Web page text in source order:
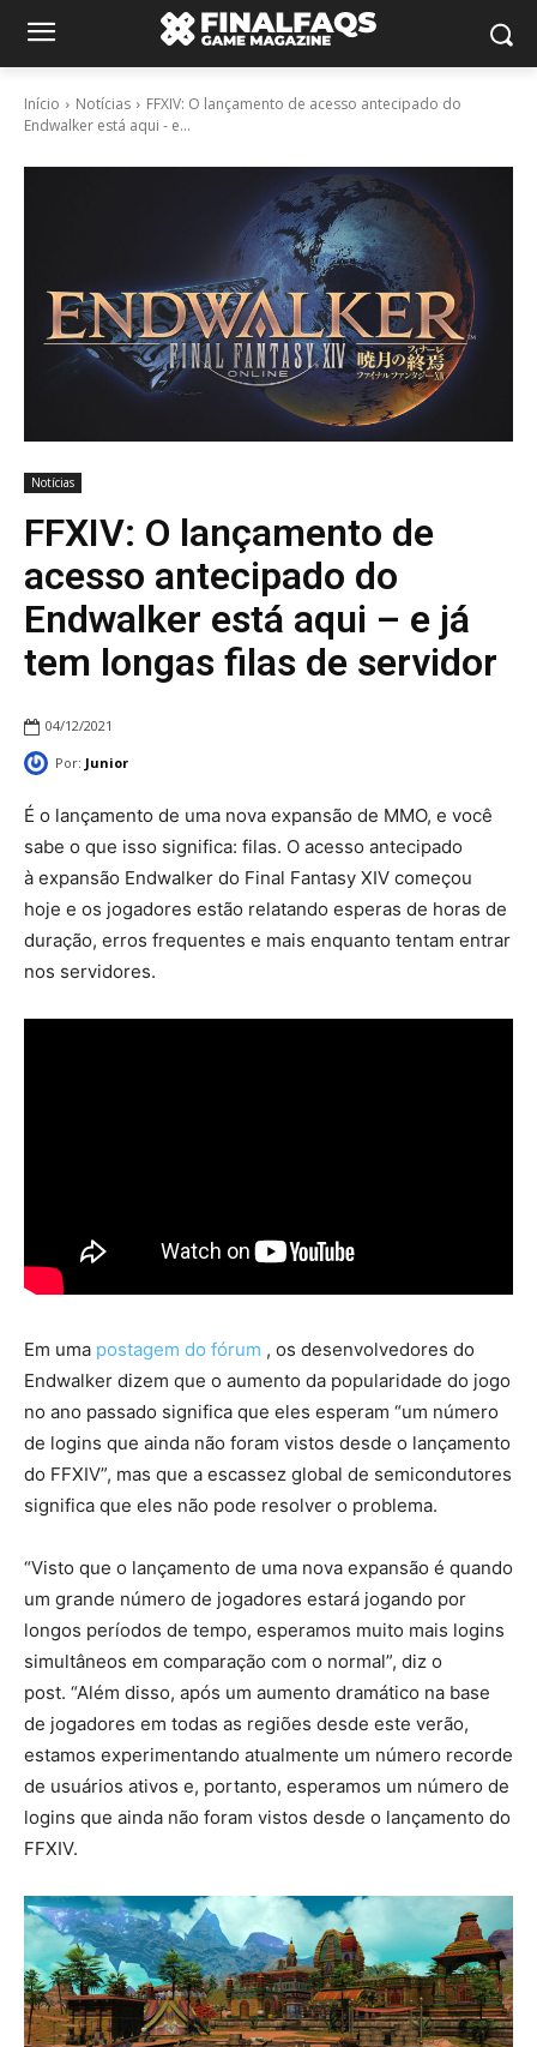
Início Notícias
FFXIV: O lançamento de acesso antecipado do
Endwalker está aqui - e...
Notícias
FFXIV: O lançamento de
acesso antecipado do
Endwalker está aqui – e já
tem longas filas de servidor
04/12/2021
Por: Junior
É o lançamento de uma nova expansão de MMO, e você
sabe o que isso significa: filas. O acesso antecipado
à expansão Endwalker do Final Fantasy XIV começou
hoje e os jogadores estão relatando esperas de horas de
duração, erros frequentes e mais enquanto tentam entrar
nos servidores.
Em uma postagem do fórum , os desenvolvedores do
Endwalker dizem que o aumento da popularidade do jogo
no ano passado significa que eles esperam “um número
de logins que ainda não foram vistos desde o lançamento
do FFXIV”, mas que a escassez global de semicondutores
significa que eles não pode resolver o problema.
“Visto que o lançamento de uma nova expansão é quando
um grande número de jogadores estará jogando por
longos períodos de tempo, esperamos muito mais logins
simultâneos em comparação com o normal”, diz o
post. “Além disso, após um aumento dramático na base
de jogadores em todas as regiões desde este verão,
estamos experimentando atualmente um número recorde
de usuários ativos e, portanto, esperamos um número de
logins que ainda não foram vistos desde o lançamento do
FFXIV.